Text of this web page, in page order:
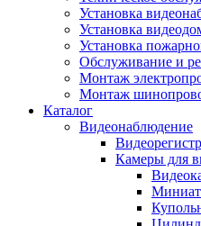
Установка
Установка
Установка
Обслуживание и
Монтаж
Монтаж
Каталог
Видеонаблюдение
Камеры для